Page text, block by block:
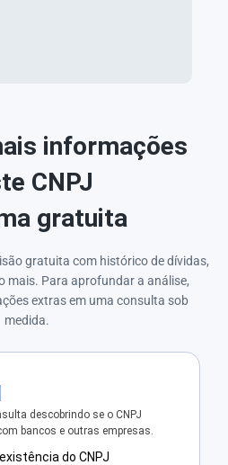
informações
CNPJ
gratuita
gratuita com histórico de dívidas,
mais. Para aprofundar a análise,
extras em uma consulta sob
medida.
descobrindo se o CNPJ
bancos e outras empresas.
do CNPJ